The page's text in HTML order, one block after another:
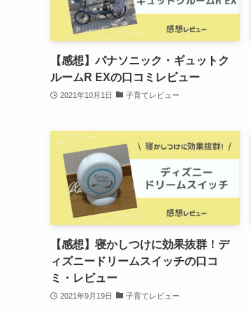
【感想】パナソニック・ギュットク
ルームR EXの口コミレビュー
2021年10月1日 子育てレビュー
【感想】寝かしつけに効果抜群！デ
ィズニードリームスイッチの口コ
ミ・レビュー
2021年9月19日 子育てレビュー